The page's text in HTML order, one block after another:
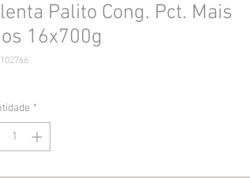
Palito Cong. Pct. Mais
16x700g
*